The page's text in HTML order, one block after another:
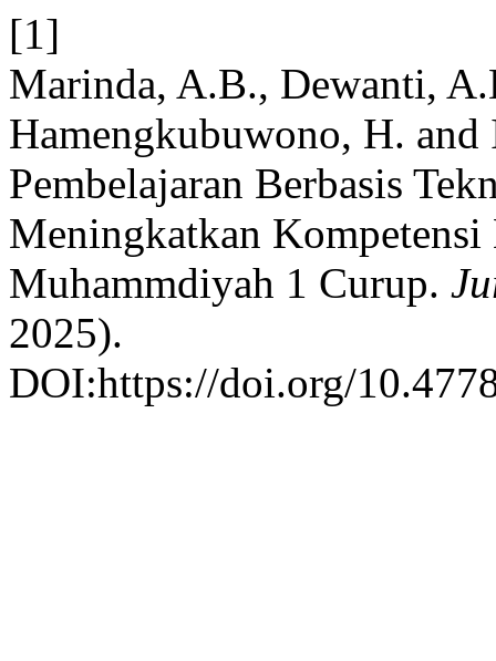
[1]
Marinda, A.B., Dewanti,
Hamengkubuwono, H.
Pembelajaran Berbasis
Meningkatkan
Muhammdiyah 1 Curup.
2025).
DOI:https://doi.org/